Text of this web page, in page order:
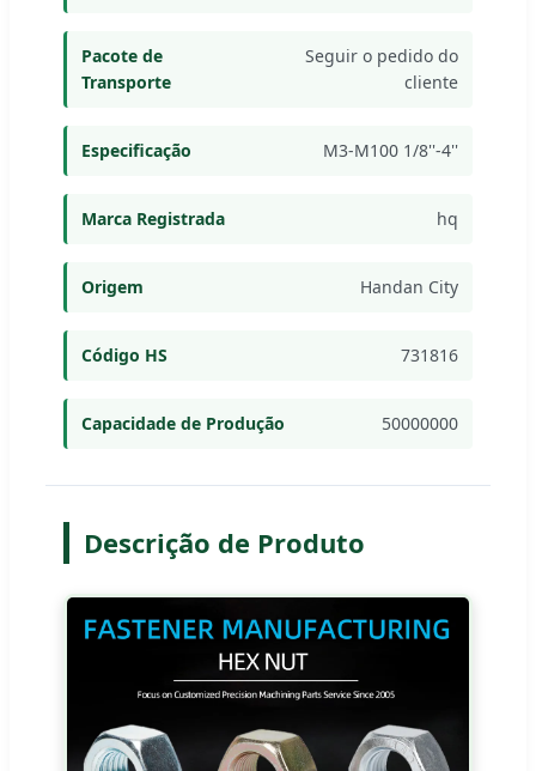
Pacote de
Transporte
Seguir o pedido do
cliente
Especificação M3-M100 1/8''-4''
Marca Registrada hq
Origem Handan City
Código HS 731816
Capacidade de Produção 50000000
Descrição de Produto